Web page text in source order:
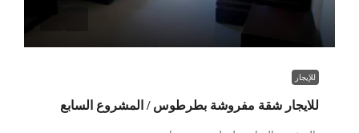
للإيجار
للايجار شقة مفروشة بطرطوس / المشروع السابع